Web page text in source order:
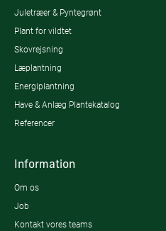
Juletræer & Pyntegrønt
Plant for vildtet
Skovrejsning
Læplantning
Energiplantning
Have & Anlæg Plantekatalog
Referencer
Information
Om os
Job
Kontakt vores teams